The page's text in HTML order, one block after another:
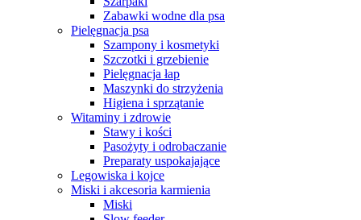
Zabawki wodne dla psa
Pielęgnacja psa
Szampony i kosmetyki
Szczotki i grzebienie
Pielęgnacja łap
Maszynki do strzyżenia
Higiena i sprzątanie
Witaminy i zdrowie
Stawy i kości
Pasożyty i odrobaczanie
Preparaty uspokajające
Legowiska i kojce
Miski i akcesoria karmienia
Miski